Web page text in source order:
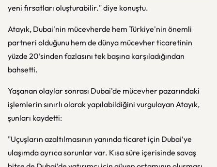
yeni fırsatları oluşturabilir." diye konuştu.
Atayık, Dubai'nin mücevherde hem Türkiye'nin önemli
partneri olduğunu hem de dünya mücevher ticaretinin
yüzde 20’sinden fazlasını tek başına karşıladığından
bahsetti.
Yaşanan olaylar sonrası Dubai'de mücevher pazarındaki
işlemlerin sınırlı olarak yapılabildiğini vurgulayan Atayık,
şunları kaydetti:
"Uçuşların azaltılmasının yanında ticaret için Dubai’ye
ulaşımda ayrıca sorunlar var. Kısa süre içerisinde savaş